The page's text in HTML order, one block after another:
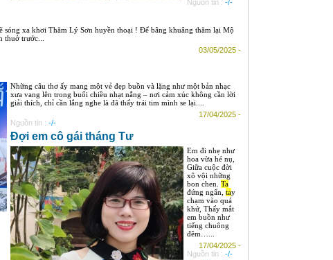
Nguồn tin : -/-
sóng xa khơi Thăm Lý Sơn huyền thoại ! Để bâng khuâng thăm lại Mộ
trước...
03/05/2025 -
Những câu thơ ấy mang một vẻ đẹp buồn và lặng như một bản nhạc
xưa vang lên trong buổi chiều nhạt nắng – nơi cảm xúc không cần lời
giải thích, chỉ cần lắng nghe là đã thấy trái tim mình se lại....
17/04/2025 -
Nguồn tin : -/-
Đợi em cô gái tháng Tư
Em đi nhẹ như
hoa vừa hé nụ,
Giữa cuộc đời
xô vội những
bon chen. Ta
đứng ngẩn, tay
chạm vào quá
khứ, Thấy mắt
em buồn như
tiếng chuông
đêm…...
17/04/2025 -
Nguồn tin : -/-